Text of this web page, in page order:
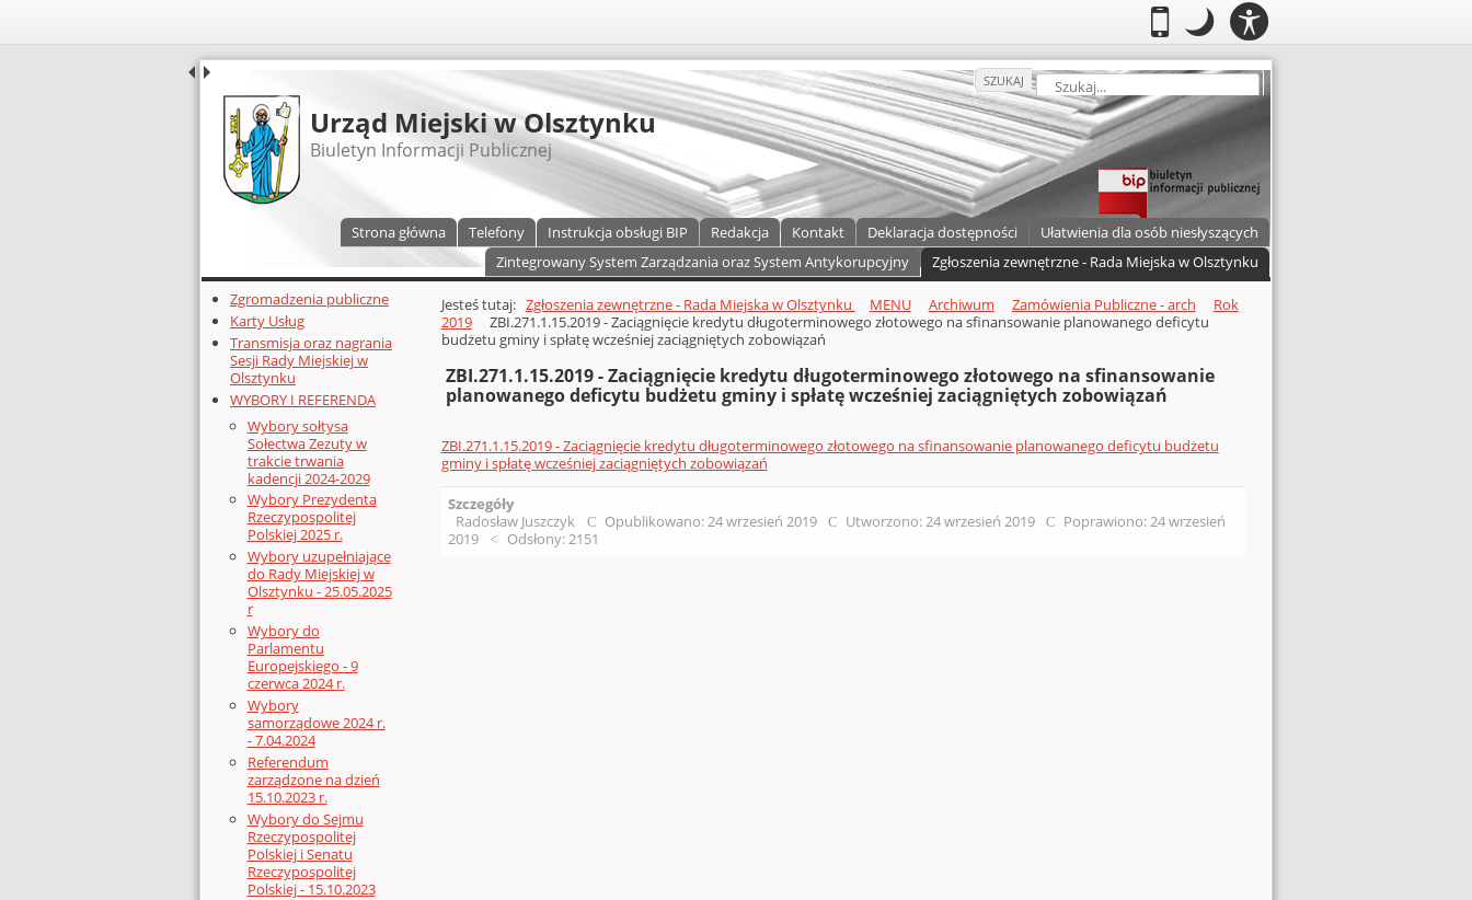
Mobilny
.Przełącz do wersji mobilnej
Tryb
nocny
Tryb nocny: Ten tryb ustawia
Szukaj
SZUKAJ
UDOSTĘPNIJ
Urząd Miejski w Olsztynku
Biuletyn Informacji Publicznej
Strona główna Telefony Instrukcja obsługi BIP Redakcja Kontakt Deklaracja dostępności
Ułatwienia dla osób niesłyszących
Zintegrowany System Zarządzania oraz System Antykorupcyjny
Zgłoszenia zewnętrzne - Rada Miejska w Olsztynku
Dodatkowe zasoby (lewa kolumna)
Zgromadzenia publiczne
Karty Usług
Transmisja oraz nagrania
Sesji Rady Miejskiej w
Olsztynku
WYBORY I REFERENDA
Wybory sołtysa
Sołectwa Zezuty w
trakcie trwania
kadencji 2024-2029
Wybory Prezydenta
Rzeczypospolitej
Polskiej 2025 r.
Wybory uzupełniające
do Rady Miejskiej w
Olsztynku - 25.05.2025
r
Wybory do
Parlamentu
Europejskiego - 9
czerwca 2024 r.
Wybory
samorządowe 2024 r.
- 7.04.2024
Referendum
zarządzone na dzień
15.10.2023 r.
Wybory do Sejmu
Rzeczypospolitej
Polskiej i Senatu
Rzeczypospolitej
Polskiej - 15.10.2023
Głównej zawartości
Jesteś tutaj: Zgłoszenia zewnętrzne - Rada Miejska w Olsztynku MENU Archiwum Zamówienia Publiczne - arch
Rok
2019
ZBI.271.1.15.2019 - Zaciągnięcie kredytu długoterminowego złotowego na sfinansowanie planowanego deficytu
budżetu gminy i spłatę wcześniej zaciągniętych zobowiązań
ZBI.271.1.15.2019 - Zaciągnięcie kredytu długoterminowego złotowego na sfinansowanie
planowanego deficytu budżetu gminy i spłatę wcześniej zaciągniętych zobowiązań
ZBI.271.1.15.2019 - Zaciągnięcie kredytu długoterminowego złotowego na sfinansowanie planowanego deficytu budżetu
gminy i spłatę wcześniej zaciągniętych zobowiązań
Szczegóły
Radosław Juszczyk
Opublikowano: 24 wrzesień 2019 Utworzono: 24 wrzesień 2019
Poprawiono: 24 wrzesień
2019
Odsłony: 2151